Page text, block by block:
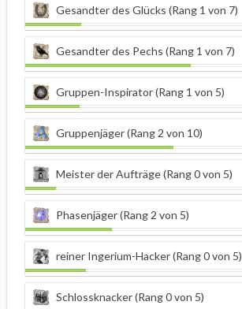
Gesandter des Glücks (Rang 1 von 7)
Gesandter des Pechs (Rang 1 von 7)
Gruppen-Inspirator (Rang 1 von 5)
Gruppenjäger (Rang 2 von 10)
Meister der Aufträge (Rang 0 von 5)
Phasenjäger (Rang 2 von 5)
reiner Ingerium-Hacker (Rang 0 von 5)
Schlossknacker (Rang 0 von 5)